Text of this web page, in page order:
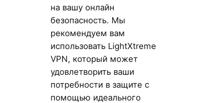
на вашу онлайн
безопасность. Мы
рекомендуем вам
использовать LightXtreme
VPN, который может
удовлетворить ваши
потребности в защите с
помощью идеального